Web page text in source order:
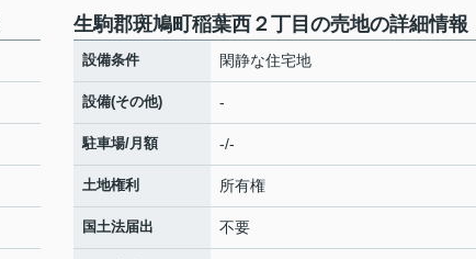
生駒郡斑鳩町稲葉西２丁目の売地の詳細情報
設備条件 閑静な住宅地
設備(その他) -
駐車場/月額 -/-
土地権利 所有権
国土法届出 不要